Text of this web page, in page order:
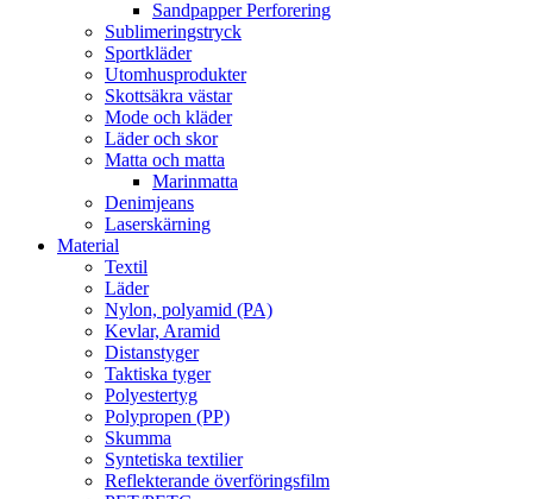
Sandpapper Perforering
Sublimeringstryck
Sportkläder
Utomhusprodukter
Skottsäkra västar
Mode och kläder
Läder och skor
Matta och matta
Marinmatta
Denimjeans
Laserskärning
Material
Textil
Läder
Nylon, polyamid (PA)
Kevlar, Aramid
Distanstyger
Taktiska tyger
Polyestertyg
Polypropen (PP)
Skumma
Syntetiska textilier
Reflekterande överföringsfilm